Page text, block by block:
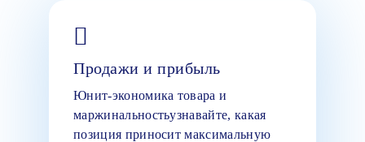
Продажи и прибыль
Юнит-экономика товара и
маржинальностьузнавайте, какая
позиция приносит максимальную